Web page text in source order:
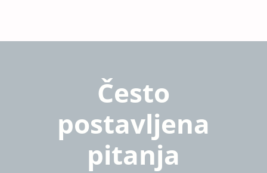
Često
postavljena
pitanja